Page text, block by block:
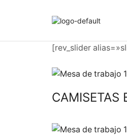
[rev_slider
CAMISETAS